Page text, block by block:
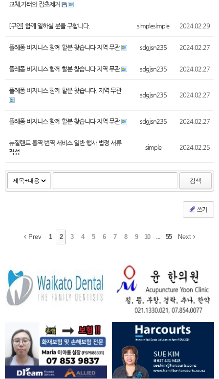
교체,가터의 잡초제거
[구인] 함께 일하실 분을 구합니다. simplesimple 2024.02.29
플레폼 비지니스 함꼐 할분 찾습니다 지역 무관 sdgjsn235 2024.02.27
플레폼 비지니스 함께 할분 찾습니다 지역 무관 sdgjsn235 2024.02.27
플레폼 비지니스 함께 할분 찾습니다. 지역 무관
sdgjsn235 2024.02.27
플레폼 비지니스 함께 할분 찾습니다 지역 무관 sdgjsn235 2024.02.27
뉴질랜드 통역 번역 서비스 일반 행사 법정 서류
작성
simple 2024.02.25
검색
쓰기
Prev 1 2 3 4 5 6 7 8 9 10 ... 55 Next